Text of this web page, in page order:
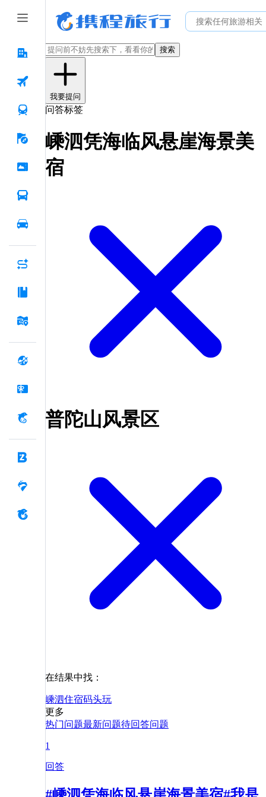
搜索
我要提问
问答标签
嵊泗凭海临风悬崖海景美
宿
普陀山风景区
在结果中找：
嵊泗住宿码头玩
更多
热门问题最新问题待回答问题
1
回答